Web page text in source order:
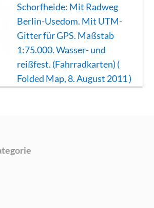
Schorfheide: Mit Radweg
Berlin-Usedom. Mit UTM-
Gitter für GPS. Maßstab
1:75.000. Wasser- und
reißfest. (Fahrradkarten) (
Folded Map, 8. August 2011 )